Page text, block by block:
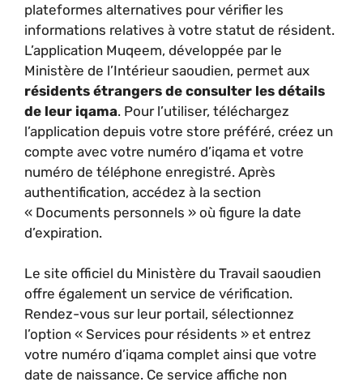
plateformes alternatives pour vérifier les
informations relatives à votre statut de résident.
L’application Muqeem, développée par le
Ministère de l’Intérieur saoudien, permet aux
résidents étrangers de consulter les détails
de leur iqama. Pour l’utiliser, téléchargez
l’application depuis votre store préféré, créez un
compte avec votre numéro d’iqama et votre
numéro de téléphone enregistré. Après
authentification, accédez à la section
« Documents personnels » où figure la date
d’expiration.
Le site officiel du Ministère du Travail saoudien
offre également un service de vérification.
Rendez-vous sur leur portail, sélectionnez
l’option « Services pour résidents » et entrez
votre numéro d’iqama complet ainsi que votre
date de naissance. Ce service affiche non